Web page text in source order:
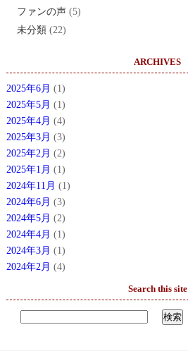
ファンの声(5)
未分類 (22)
ARCHIVES
2025年6月 (1)
2025年5月 (1)
2025年4月 (4)
2025年3月 (3)
2025年2月 (2)
2025年1月 (1)
2024年11月 (1)
2024年6月 (3)
2024年5月 (2)
2024年4月 (1)
2024年3月 (1)
2024年2月 (4)
Search this site